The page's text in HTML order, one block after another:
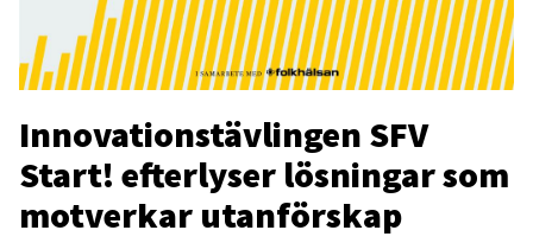
Innovationstävlingen SFV
Start! efterlyser lösningar som
motverkar utanförskap